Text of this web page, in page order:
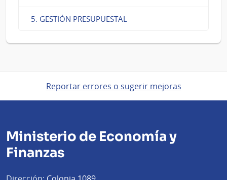
5. GESTIÓN PRESUPUESTAL
Reportar errores o sugerir mejoras
Ministerio de Economía y
Finanzas